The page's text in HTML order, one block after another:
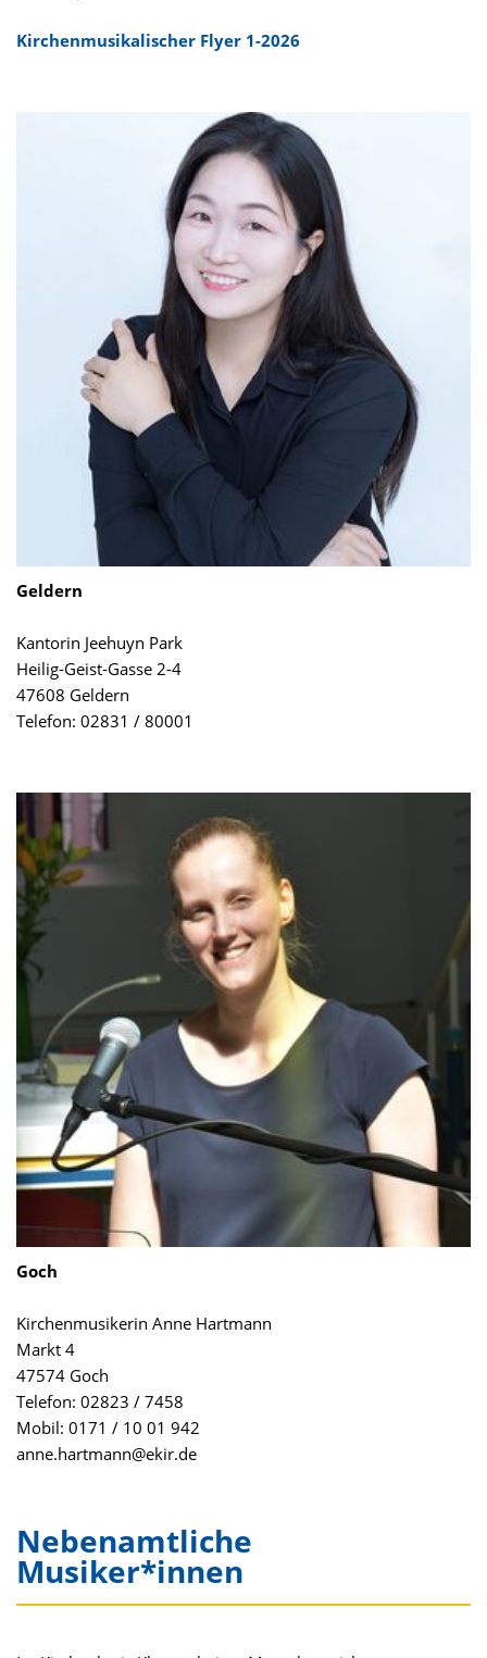
Kirchenmusikalischer Flyer 1-2026
Geldern
Kantorin Jeehuyn Park
Heilig-Geist-Gasse 2-4
47608 Geldern
Telefon: 02831 / 80001
Goch
Kirchenmusikerin Anne Hartmann
Markt 4
47574 Goch
Telefon: 02823 / 7458
Mobil: 0171 / 10 01 942
anne.hartmann@ekir.de
Nebenamtliche
Musiker*innen